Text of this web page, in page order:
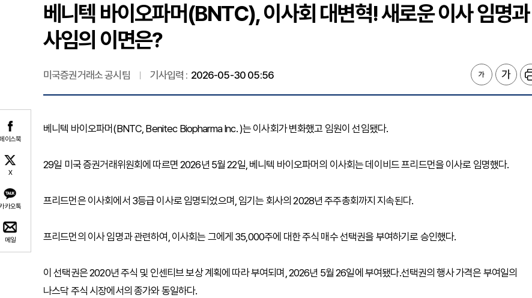
이스북
X
카오톡
메일
베니텍 바이오파머(BNTC), 이사회 대변혁! 새로운 이사 임명과
사임의 이면은?
미국증권거래소 공시팀 기사입력 : 2026-05-30 05:56
베니텍 바이오파머(BNTC, Benitec Biopharma Inc. )는 이사회가 변화했고 임원이 선임됐다.
29일 미국 증권거래위원회에 따르면 2026년 5월 22일, 베니텍 바이오파머의 이사회는 데이비드 프리드먼을 이사로 임명했다.
프리드먼은 이사회에서 3등급 이사로 임명되었으며, 임기는 회사의 2028년 주주총회까지 지속된다.
프리드먼의 이사 임명과 관련하여, 이사회는 그에게 35,000주에 대한 주식 매수 선택권을 부여하기로 승인했다.
이 선택권은 2020년 주식 및 인센티브 보상 계획에 따라 부여되며, 2026년 5월 26일에 부여됐다.선택권의 행사 가격은 부여일의
나스닥 주식 시장에서의 종가와 동일하다.